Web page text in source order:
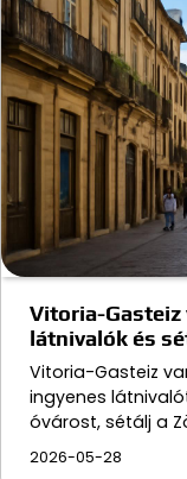
Vitoria-Gasteiz
látnivalók és
Vitoria-Gasteiz
ingyenes
óvárost, sétálj a
2026-05-28